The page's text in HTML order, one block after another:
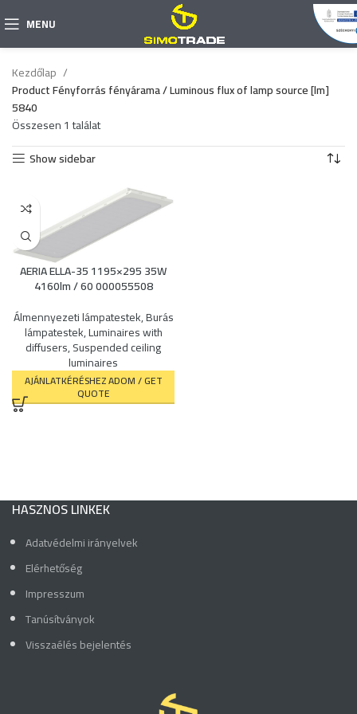
MENU
Kezdőlap
Product Fényforrás fényárama / Luminous flux of lamp source [lm]
5840
Összesen 1 találat
Show sidebar
AERIA ELLA-35 1195×295 35W
4160lm / 60 000055508
Álmennyezeti lámpatestek,Burás
lámpatestek,Luminaires with
diffusers,Suspended ceiling
luminaires
AJÁNLATKÉRÉSHEZ ADOM / GET
QUOTE
HASZNOS LINKEK
Adatvédelmi irányelvek
Elérhetőség
Impresszum
Tanúsítványok
Visszaélés bejelentés